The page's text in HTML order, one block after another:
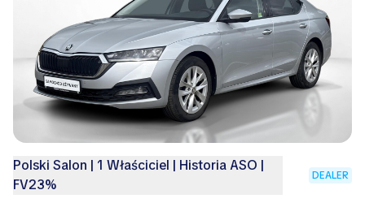
Polski Salon | 1 Właściciel | Historia ASO |
FV23%
DEALER